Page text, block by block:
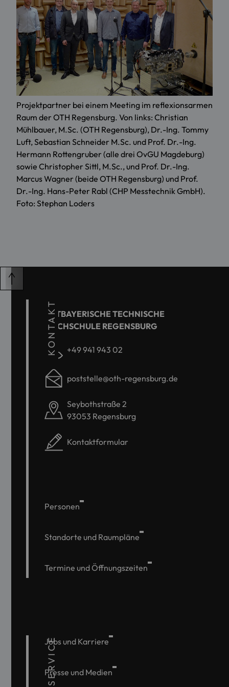
Projektpartner bei einem Meeting im reflexionsarmen
Raum der OTH Regensburg. Von links: Christian
Mühlbauer, M.Sc. (OTH Regensburg), Dr.-Ing. Tommy
Luft, Sebastian Schneider M.Sc. und Prof. Dr.-Ing.
Hermann Rottengruber (alle drei OvGU Magdeburg)
sowie Christopher Sittl, M.Sc., und Prof. Dr.-Ing.
Marcus Wagner (beide OTH Regensburg) und Prof.
Dr.-Ing. Hans-Peter Rabl (CHP Messtechnik GmbH).
Foto: Stephan Loders
KONTAKT
OSTBAYERISCHE TECHNISCHE
HOCHSCHULE REGENSBURG
+49 941 943 02
poststelle@oth-regensburg.de
Seybothstraße 2
93053 Regensburg
Kontaktformular
Personen
Standorte und Raumpläne
Termine und Öffnungszeiten
SERVICE
Jobs und Karriere
Presse und Medien